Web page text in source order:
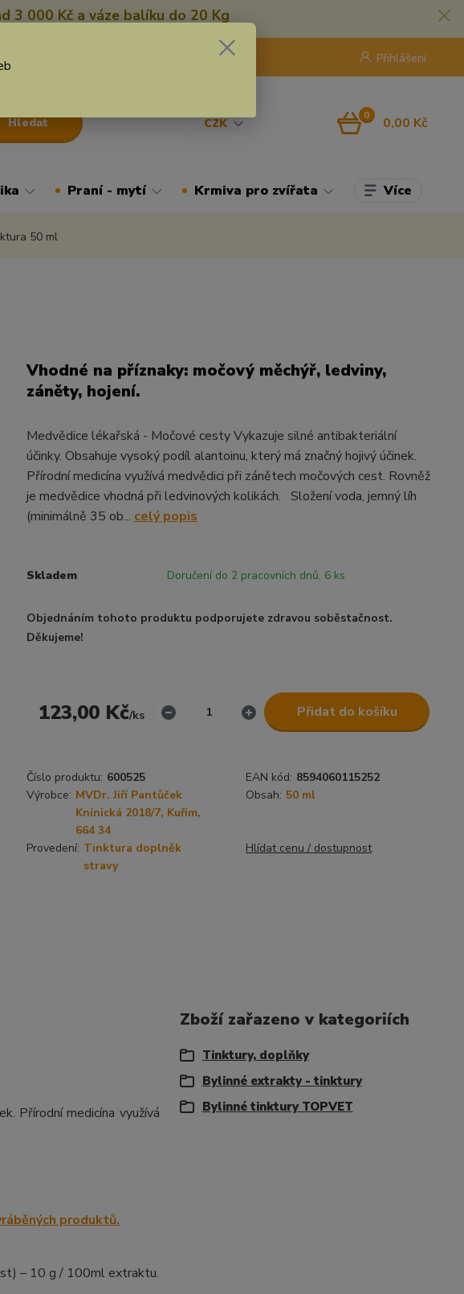
3 000 Kč a váze balíku do 20 Kg
CZK
Přihlášení
Hledat
8:00 - 16:30
0 0,00 Kč
Praní - mytí Krmiva pro zvířata Více
50 ml
Vhodné na příznaky: močový měchýř, ledviny,
záněty, hojení.
Medvědice lékařská - Močové cesty Vykazuje silné antibakteriální
účinky. Obsahuje vysoký podíl alantoinu, který má značný hojivý účinek.
Přírodní medicína využívá medvědici při zánětech močových cest. Rovněž
je medvědice vhodná při ledvinových kolikách. Složení voda, jemný líh
(minimálně 35 ob... celý popis
Skladem Doručení do 2 pracovních dnů. 6 ks
Objednáním tohoto produktu podporujete zdravou soběstačnost.
Děkujeme!
123,00 Kč/ks Přidat do košíku
Číslo produktu: 600525 EAN kód: 8594060115252
Výrobce: MVDr. Jiří Pantůček
Knínická 2018/7, Kuřim,
664 34
Obsah: 50 ml
Provedení: Tinktura doplněk
stravy
Hlídat cenu / dostupnost
Přírodní medicína využívá
– 10 g / 100ml extraktu.
Zboží zařazeno v kategoriích
Tinktury, doplňky
Bylinné extrakty - tinktury
Bylinné tinktury TOPVET